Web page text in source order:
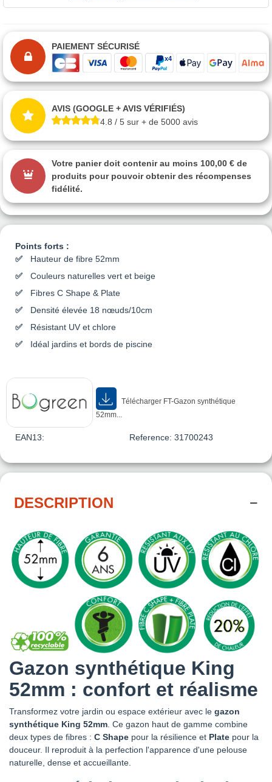
Points forts :
Hauteur de fibre 52mm
Couleurs naturelles vert et beige
Fibres C Shape & Plate
Densité élevée 18 nœuds/10cm
Résistant UV et chlore
Idéal jardins et bords de piscine
Télécharger FT-Gazon synthétique
52mm...
EAN13: Reference: 31700243
PAIEMENT SÉCURISÉ
AVIS (GOOGLE + AVIS VÉRIFIÉS)
4.8 / 5 sur + de 5000 avis
Votre panier doit contenir au moins 100,00 € de
produits pour pouvoir obtenir des récompenses
fidélité.
DESCRIPTION
Gazon synthétique King
52mm : confort et réalisme
Transformez votre jardin ou espace extérieur avec le gazon
synthétique King 52mm. Ce gazon haut de gamme combine
deux types de fibres : C Shape pour la résilience et Plate pour la
douceur. Il reproduit à la perfection l'apparence d'une pelouse
naturelle, dense et accueillante.